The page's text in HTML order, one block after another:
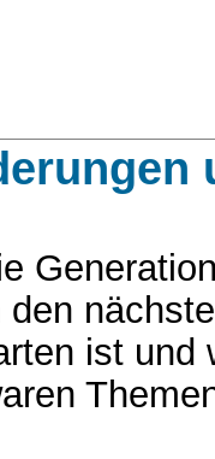
ist und